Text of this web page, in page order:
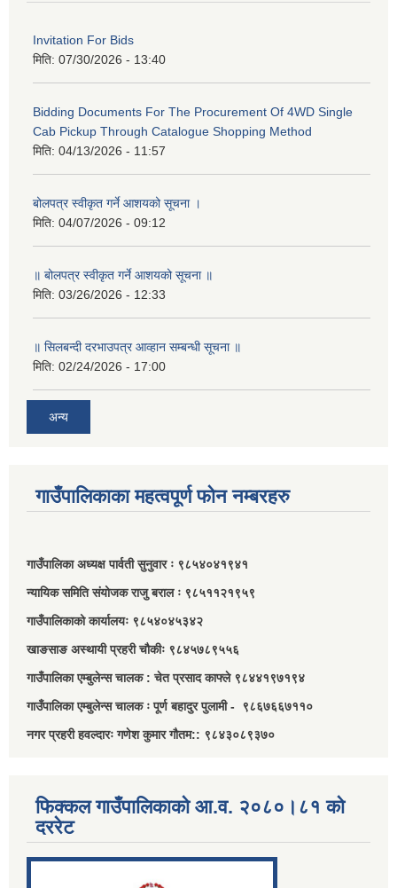
Invitation For Bids
मिति: 07/30/2026 - 13:40
Bidding Documents For The Procurement Of 4WD Single
Cab Pickup Through Catalogue Shopping Method
मिति: 04/13/2026 - 11:57
बोलपत्र स्वीकृत गर्ने आशयको सूचना ।
मिति: 04/07/2026 - 09:12
॥ बोलपत्र स्वीकृत गर्ने आशयको सूचना ॥
मिति: 03/26/2026 - 12:33
॥ सिलबन्दी दरभाउपत्र आव्हान सम्बन्धी सूचना ॥
मिति: 02/24/2026 - 17:00
अन्य
गाउँपालिकाका महत्वपूर्ण फोन नम्बरहरु
गाउँपालिका अध्यक्ष पार्वती सुनुवार ः ९८५४०४१९४१
न्यायिक समिति संयोजक राजु बराल ः ९८५११२१९५९
गाउँपालिकाको कार्यालयः ९८५४०४५३४२
खाङसाङ अस्थायी प्रहरी चौकीः ९८४५७८९५५६
गाउँपालिका एम्बुलेन्स चालक : चेत प्रसाद काफ्ले ९८४४१९७१९४
गाउँपालिका एम्बुलेन्स चालक ः पूर्ण बहादुर पुलामी - ९८६७६६७११०
नगर प्रहरी हवल्दारः गणेश कुमार गौतम:: ९८४३०८९३७०
फिक्कल गाउँपालिकाको आ.व. २०८०।८१ को
दररेट